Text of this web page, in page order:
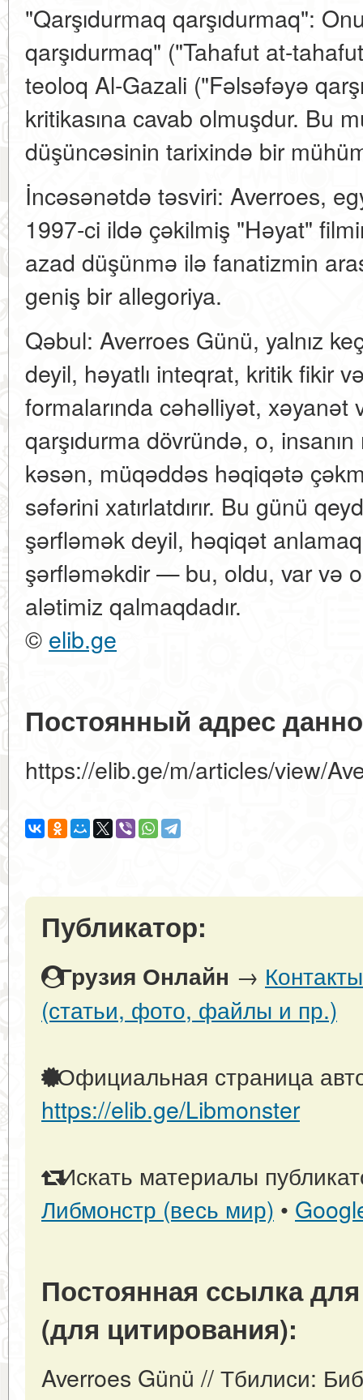
"Qarşıdurmaq qarşıdurmaq":
qarşıdurmaq" ("Tahafut at-
teoloq Al-Gazali ("Fəlsəfəyə
kritikasına cavab olmuşdur. Bu
düşüncəsinin tarixində bir
İncəsənətdə təsviri: Averroes,
1997-ci ildə çəkilmiş "Həyat"
azad düşünmə ilə fanatizmin
geniş bir allegoriya.
Qəbul: Averroes Günü, yalnız
deyil, həyatlı inteqrat, kritik fikir
formalarında cəhəlliyət, xəyanət
qarşıdurma dövründə, o,
kəsən, müqəddəs həqiqətə
səfərini xatırlatdırır. Bu günü
şərfləmək deyil, həqiqət
şərfləməkdir — bu, oldu, var və
alətimiz qalmaqdadır.
© elib.ge
Постоянный адрес
https://elib.ge/m/articles/view/
Публикатор:
Грузия Онлайн →
(статьи, фото, файлы и пр.)
Официальная страница
https://elib.ge/Libmonster
Искать материалы
Либмонстр (весь мир) •
Постоянная ссылка
(для цитирования):
Averroes Günü // Тбилиси: